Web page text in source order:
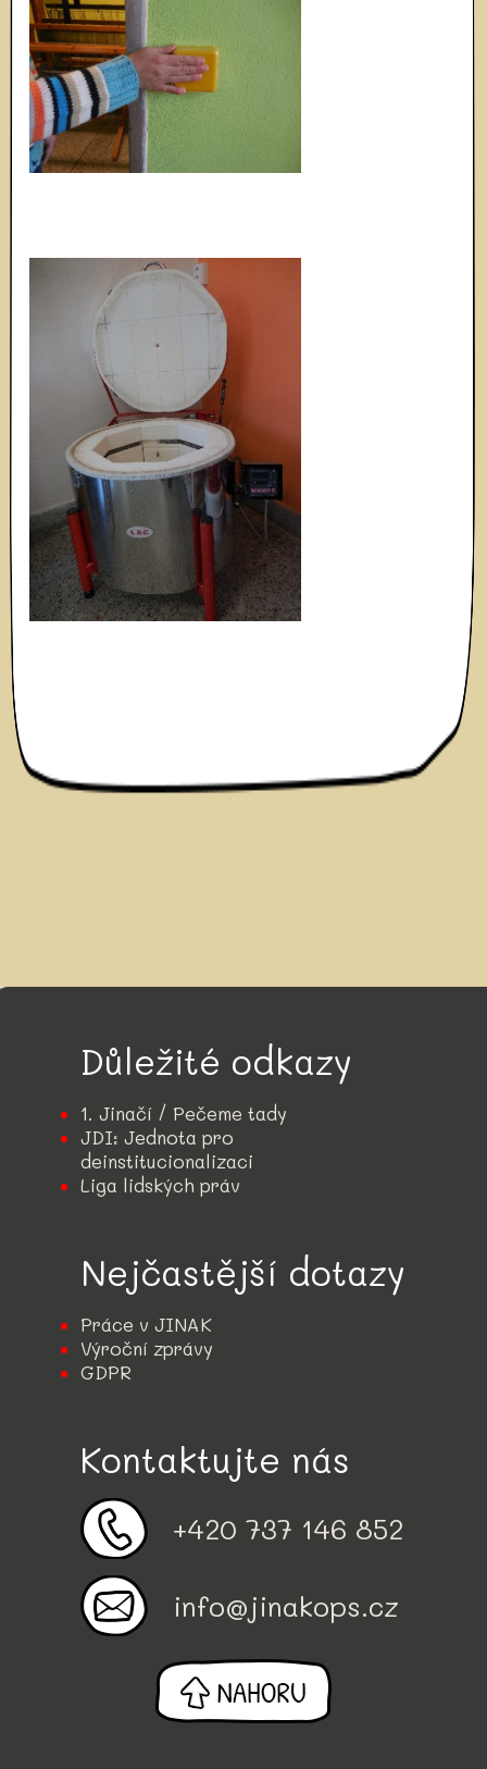
Důležité odkazy
1. Jinačí / Pečeme tady
JDI: Jednota pro
deinstitucionalizaci
Liga lidských práv
Nejčastější dotazy
Práce v JINAK
Výroční zprávy
GDPR
Kontaktujte nás
+420 737 146 852
info@jinakops.cz